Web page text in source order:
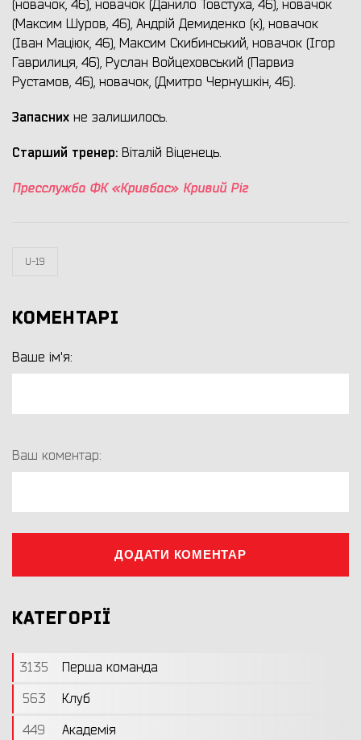
(новачок, 46), новачок (Данило Товстуха, 46), новачок
(Максим Шуров, 46), Андрій Демиденко (к), новачок
(Іван Маціюк, 46), Максим Скибинський, новачок (Ігор
Гаврилиця, 46), Руслан Войцеховський (Парвиз
Рустамов, 46), новачок, (Дмитро Чернушкін, 46).
Запасних не залишилось.
Старший тренер: Віталій Віценець.
Пресслужба ФК «Кривбас» Кривий Ріг
U-19
КОМЕНТАРІ
Ваше ім'я:
Ваш коментар:
ДОДАТИ КОМЕНТАР
КАТЕГОРІЇ
3135
Перша команда
563
Клуб
449
Академія